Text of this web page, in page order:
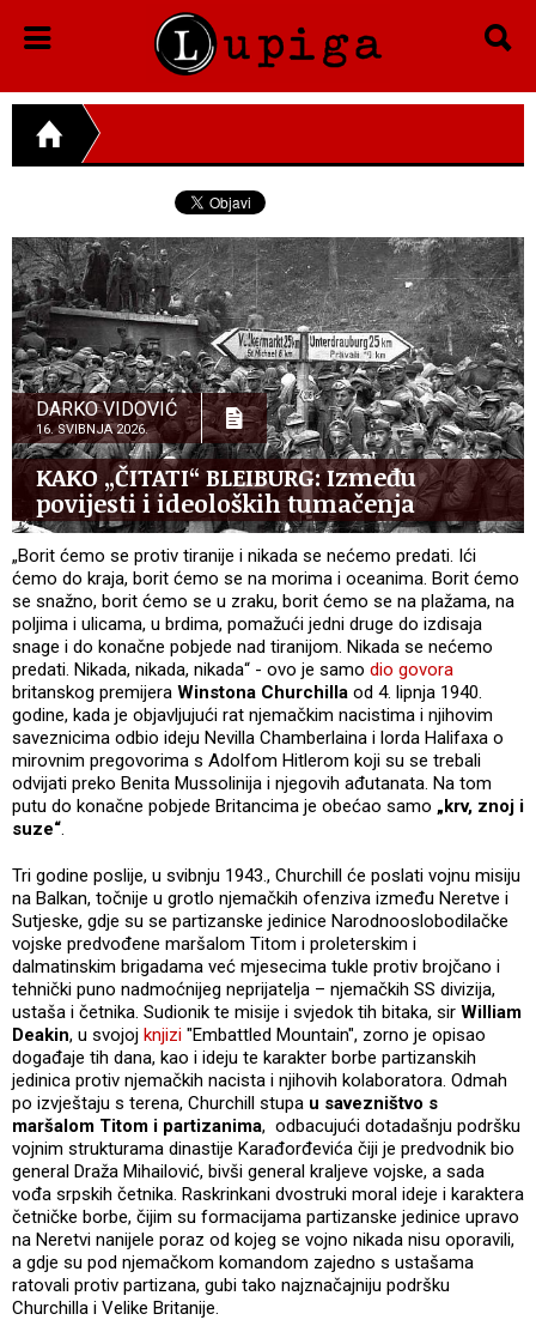
DARKO VIDOVIĆ
16. SVIBNJA 2026.
KAKO „ČITATI“ BLEIBURG: Između
povijesti i ideoloških tumačenja
„Borit ćemo se protiv tiranije i nikada se nećemo predati. Ići
ćemo do kraja, borit ćemo se na morima i oceanima. Borit ćemo
se snažno, borit ćemo se u zraku, borit ćemo se na plažama, na
poljima i ulicama, u brdima, pomažući jedni druge do izdisaja
snage i do konačne pobjede nad tiranijom. Nikada se nećemo
predati. Nikada, nikada, nikada“ - ovo je samo dio govora
britanskog premijera Winstona Churchilla od 4. lipnja 1940.
godine, kada je objavljujući rat njemačkim nacistima i njihovim
saveznicima odbio ideju Nevilla Chamberlaina i lorda Halifaxa o
mirovnim pregovorima s Adolfom Hitlerom koji su se trebali
odvijati preko Benita Mussolinija i njegovih ađutanata. Na tom
putu do konačne pobjede Britancima je obećao samo „krv, znoj i
suze“.
Tri godine poslije, u svibnju 1943., Churchill će poslati vojnu misiju
na Balkan, točnije u grotlo njemačkih ofenziva između Neretve i
Sutjeske, gdje su se partizanske jedinice Narodnooslobodilačke
vojske predvođene maršalom Titom i proleterskim i
dalmatinskim brigadama već mjesecima tukle protiv brojčano i
tehnički puno nadmoćnijeg neprijatelja – njemačkih SS divizija,
ustaša i četnika. Sudionik te misije i svjedok tih bitaka, sir William
Deakin, u svojoj knjizi "Embattled Mountain", zorno je opisao
događaje tih dana, kao i ideju te karakter borbe partizanskih
jedinica protiv njemačkih nacista i njihovih kolaboratora. Odmah
po izvještaju s terena, Churchill stupa u savezništvo s
maršalom Titom i partizanima, odbacujući dotadašnju podršku
vojnim strukturama dinastije Karađorđevića čiji je predvodnik bio
general Draža Mihailović, bivši general kraljeve vojske, a sada
vođa srpskih četnika. Raskrinkani dvostruki moral ideje i karaktera
četničke borbe, čijim su formacijama partizanske jedinice upravo
na Neretvi nanijele poraz od kojeg se vojno nikada nisu oporavili,
a gdje su pod njemačkom komandom zajedno s ustašama
ratovali protiv partizana, gubi tako najznačajniju podršku
Churchilla i Velike Britanije.